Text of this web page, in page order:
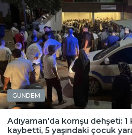
GÜNDEM
Adıyaman'da komşu dehşeti: 1
kaybetti, 5 yaşındaki çocuk